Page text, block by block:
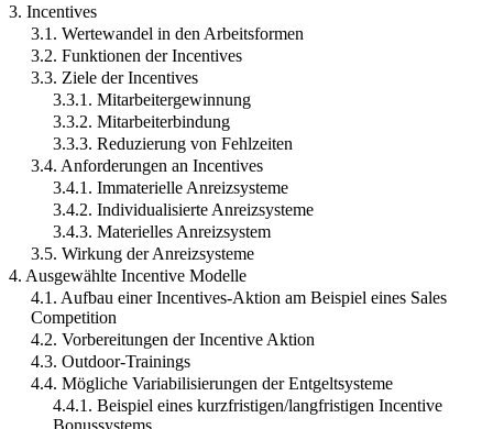
3. Incentives
3.1. Wertewandel in den Arbeitsformen
3.2. Funktionen der Incentives
3.3. Ziele der Incentives
3.3.1. Mitarbeitergewinnung
3.3.2. Mitarbeiterbindung
3.3.3. Reduzierung von Fehlzeiten
3.4. Anforderungen an Incentives
3.4.1. Immaterielle Anreizsysteme
3.4.2. Individualisierte Anreizsysteme
3.4.3. Materielles Anreizsystem
3.5. Wirkung der Anreizsysteme
4. Ausgewählte Incentive Modelle
4.1. Aufbau einer Incentives-Aktion am Beispiel eines Sales
Competition
4.2. Vorbereitungen der Incentive Aktion
4.3. Outdoor-Trainings
4.4. Mögliche Variabilisierungen der Entgeltsysteme
4.4.1. Beispiel eines kurzfristigen/langfristigen Incentive
Bonussystems